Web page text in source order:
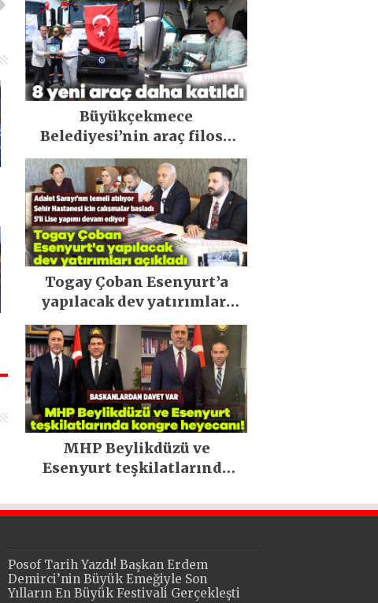
Büyükçekmece
Belediyesi’nin araç filosu
güçlendi
Togay Çoban Esenyurt’a
yapılacak dev yatırımları
açıkladı
MHP Beylikdüzü ve
Esenyurt teşkilatlarında
Posof Tarih Yazdı! Başkan Erdem
Demirci’nin Büyük Emeğiyle Son
Yılların En Büyük Festivali Gerçekleşti